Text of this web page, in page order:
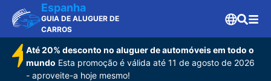
Espanha
GUIA DE ALUGUER DE
CARROS
Até 20% desconto no aluguer de automóveis em todo o
mundo Esta promoção é válida até 11 de agosto de 2026
- aproveite-a hoje mesmo!